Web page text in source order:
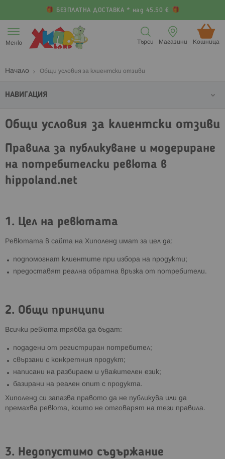
БЕЗПЛАТНА ДОСТАВКА * над 45.50 €
към
съдържанието
Меню Кошница (
Магазини
Търси
Начало Общи условия за клиентски отзиви
Общи условия за клиентски отзиви
Правила за публикуване и модериране
на потребителски ревюта в
hippoland.net
1. Цел на ревютата
Ревютата в сайта на Хиполенд имат за цел да:
подпомогнат клиентите при избора на продукти;
предоставят реална обратна връзка от потребители.
2. Общи принципи
Всички ревюта трябва да бъдат:
подадени от регистриран потребител;
свързани с конкретния продукт;
написани на разбираем и уважителен език;
базирани на реален опит с продукта.
Хиполенд си запазва правото да не публикува или да
премахва ревюта, които не отговарят на тези правила.
3. Недопустимо съдържание
НАВИГАЦИЯ